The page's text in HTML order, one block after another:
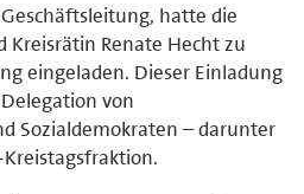
hatte die
Kreisrätin Renate Hecht zu
eingeladen. Dieser Einladung
von
Sozialdemokraten – darunter